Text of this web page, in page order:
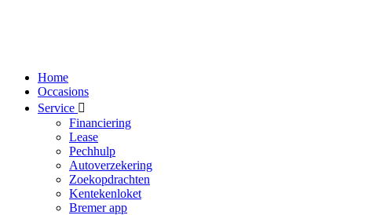
Home
Occasions
Service
Financiering
Lease
Pechhulp
Autoverzekering
Zoekopdrachten
Kentekenloket
Bremer app